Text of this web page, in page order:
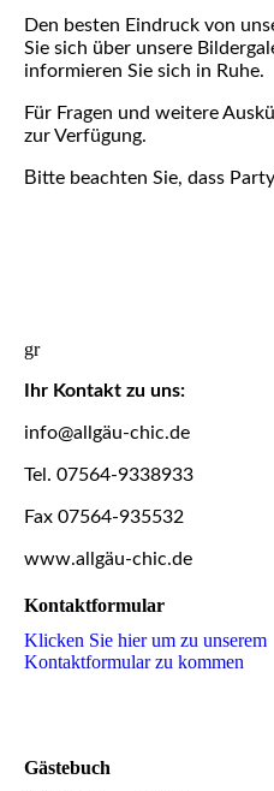
Den besten Eindruck von
Sie sich über unsere
informieren Sie sich in Ruhe.
Für Fragen und weitere
zur Verfügung.
Bitte beachten Sie, dass
gr
Ihr Kontakt zu uns:
info@allgäu-chic.de
Tel. 07564-9338933
Fax 07564-935532
www.allgäu-chic.de
Kontaktformular
Klicken Sie hier um zu unserem
Kon­takt­for­mu­lar zu kommen
Gästebuch